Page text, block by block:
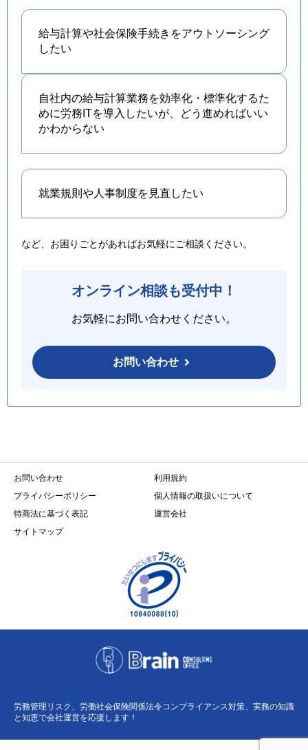
給与計算や社会保険手続きをアウトソーシング
したい
自社内の給与計算業務を効率化・標準化するた
めに労務ITを導入したいが、どう進めればいい
かわからない
就業規則や人事制度を 見直したい
など、お困りごとがあればお気軽にご相談ください。
オンライン相談も受付中！
お気軽にお問い合わせください。
お問い合わせ
お問い合わせ
利用規約
プライバシーポリシー
個人情報の取扱いについて
特商法に基づく表記
運営会社
サイトマップ
労務管理リスク、労働社会保険関係法令コンプライアンス対策、実務の知識
と知恵で会社運営を応援します！